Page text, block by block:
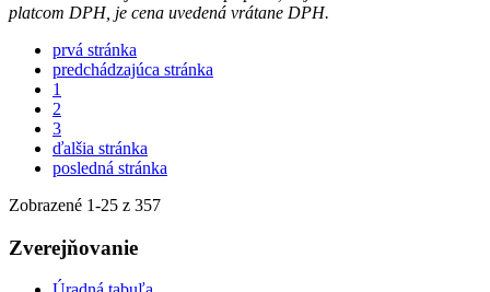
platcom DPH, je cena uvedená vrátane DPH.
prvá stránka
predchádzajúca stránka
1
2
3
ďalšia stránka
posledná stránka
Zobrazené 1-25 z 357
Zverejňovanie